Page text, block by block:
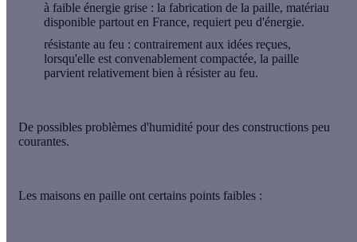
à faible énergie grise : la fabrication de la paille, matériau
disponible partout en France, requiert peu d'énergie.
résistante au feu : contrairement aux idées reçues,
lorsqu'elle est convenablement compactée, la paille
parvient relativement bien à résister au feu.
De possibles problèmes d'humidité pour des constructions peu
courantes.
Les maisons en paille ont certains points faibles :